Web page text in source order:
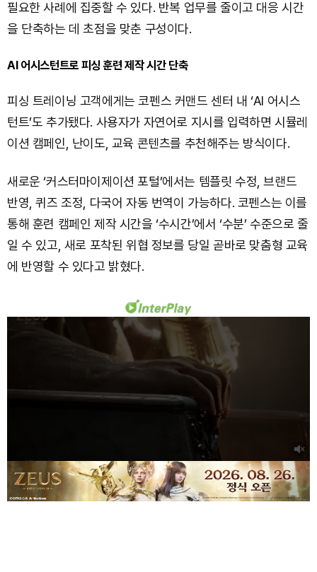
필요한 사례에 집중할 수 있다. 반복 업무를 줄이고 대응 시간
을 단축하는 데 초점을 맞춘 구성이다.
AI 어시스턴트로 피싱 훈련 제작 시간 단축
피싱 트레이닝 고객에게는 코펜스 커맨드 센터 내 ‘AI 어시스
턴트’도 추가됐다. 사용자가 자연어로 지시를 입력하면 시뮬레
이션 캠페인, 난이도, 교육 콘텐츠를 추천해주는 방식이다.
새로운 ‘커스터마이제이션 포털’에서는 템플릿 수정, 브랜드
반영, 퀴즈 조정, 다국어 자동 번역이 가능하다. 코펜스는 이를
통해 훈련 캠페인 제작 시간을 ‘수시간’에서 ‘수분’ 수준으로 줄
일 수 있고, 새로 포착된 위협 정보를 당일 곧바로 맞춤형 교육
에 반영할 수 있다고 밝혔다.